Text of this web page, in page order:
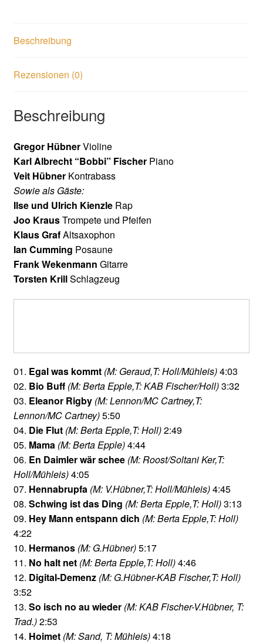
Beschreibung
Rezensionen (0)
Beschreibung
Gregor HübnerVioline
Karl Albrecht “Bobbi” FischerPiano
Veit HübnerKontrabass
Sowie als Gäste:
Ilse und Ulrich KienzleRap
Joo KrausTrompete und Pfeifen
Klaus GrafAltsaxophon
Ian Cumming Posaune
Frank Wekenmann Gitarre
Torsten KrillSchlagzeug
01. Egal was kommt (M: Geraud,T: Holl/Mühleis)4:03
02. Bio Buff (M: Berta Epple,T: KAB Fischer/Holl)3:32
03. Eleanor Rigby (M: Lennon/MC Cartney,T:
Lennon/MC Cartney)5:50
04. Die Flut (M: Berta Epple,T: Holl)2:49
05. Mama (M: Berta Epple)4:44
06. En Daimler wär schee (M: Roost/Soltani Ker,T:
Holl/Mühleis)4:05
07. Hennabrupfa (M: V.Hübner,T: Holl/Mühleis)4:45
08. Schwing ist das Ding (M: Berta Epple,T: Holl)3:13
09. Hey Mann entspann dich (M: Berta Epple,T: Holl)
4:22
10. Hermanos (M: G.Hübner)5:17
11. No halt net (M: Berta Epple,T: Holl)4:46
12. Digital-Demenz (M: G.Hübner-KAB Fischer,T: Holl)
3:52
13. So isch no au wieder (M: KAB Fischer-V.Hübner, T:
Trad.)2:53
14. Hoimet (M: Sand, T: Mühleis)4:18